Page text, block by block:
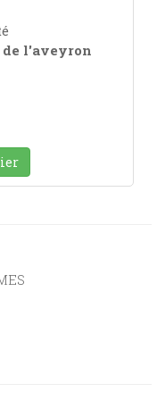
de l'aveyron